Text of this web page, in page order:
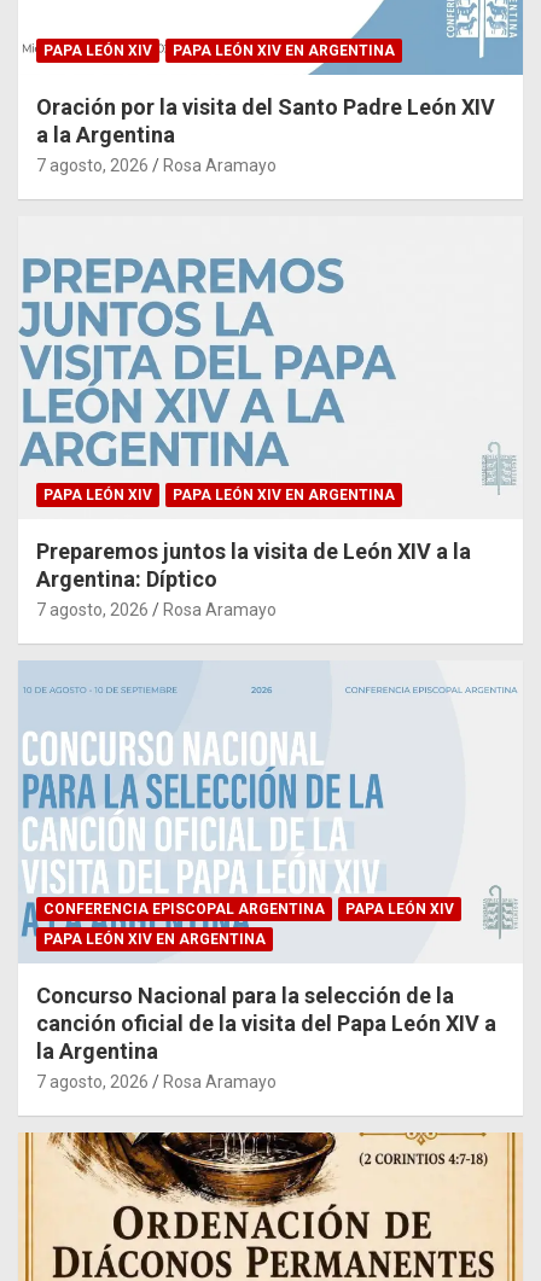
PAPA LEÓN XIV PAPA LEÓN XIV EN ARGENTINA
Oración por la visita del Santo Padre León XIV
a la Argentina
7 agosto, 2026 Rosa Aramayo
PAPA LEÓN XIV PAPA LEÓN XIV EN ARGENTINA
Preparemos juntos la visita de León XIV a la
Argentina: Díptico
7 agosto, 2026 Rosa Aramayo
CONFERENCIA EPISCOPAL ARGENTINA
PAPA LEÓN XIV
PAPA LEÓN XIV EN ARGENTINA
Concurso Nacional para la selección de la
canción oficial de la visita del Papa León XIV a
la Argentina
7 agosto, 2026 Rosa Aramayo